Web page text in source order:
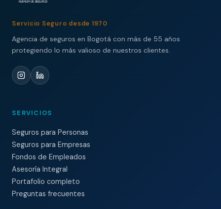
Servicio Seguro desde 1970
Agencia de seguros en Bogotá con más de 55 años
protegiendo lo más valioso de nuestros clientes.
SERVICIOS
Seguros para Personas
Seguros para Empresas
Fondos de Empleados
Asesoría Integral
Portafolio completo
Preguntas frecuentes